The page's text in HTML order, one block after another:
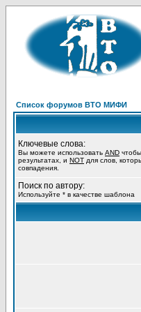
Список форумов ВТО МИФИ
Ключевые слова:
Вы можете использовать AND
результатах, и NOT для слов,
совпадения.
Поиск по автору:
Используйте * в качестве шаблона